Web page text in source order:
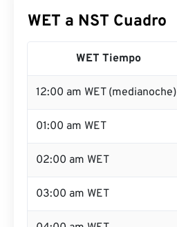
WET a NST Cuadro
WET Tiempo
12:00 am WET (medianoche)
01:00 am WET
02:00 am WET
03:00 am WET